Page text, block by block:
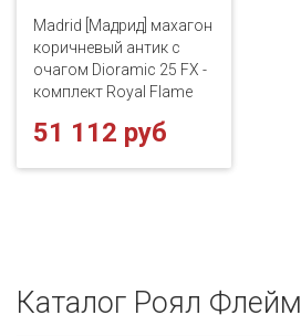
Madrid [Мадрид] махагон
коричневый антик с
очагом Dioramic 25 FX -
комплект Royal Flame
51 112 руб
Каталог Роял Флейм